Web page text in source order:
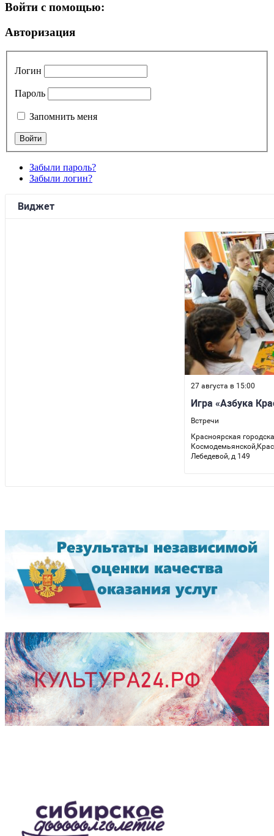
Войти с помощью:
Авторизация
Логин
Пароль
Запомнить меня
Забыли пароль?
Забыли логин?